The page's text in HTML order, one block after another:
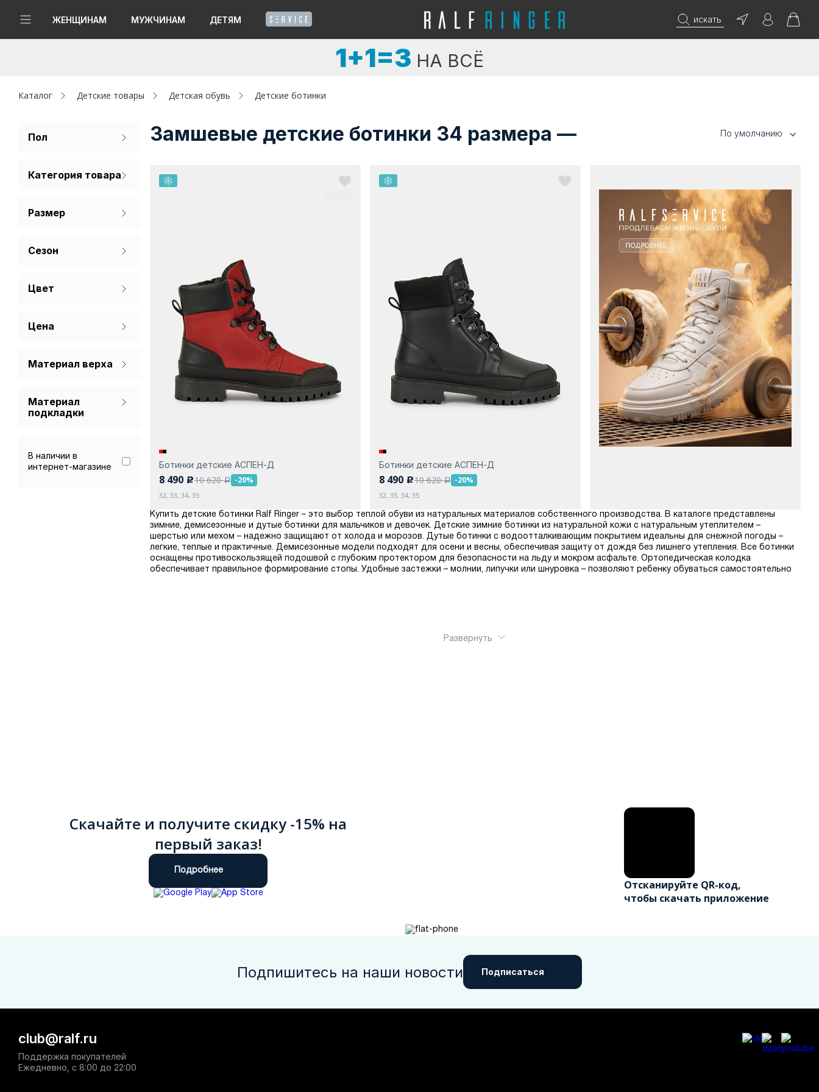
ЖЕНЩИНАМ МУЖЧИНАМ ДЕТЯМ искать
Женщинам
Капсула
Аутлет
1+1=3 НА ВСЁ
Каталог Детские товары Детская обувь Детские ботинки
Пол
Для мальчиков
Категория товара
Размер
Сезон
Цвет
Цена
Материал верха
Натуральная кожа
Текстиль
Материал
подкладки
В наличии в
интернет-магазине
Замшевые детские ботинки 34 размера — По умолчанию
Ботинки детские АСПЕН-Д
8 490 c10 620a -20%
32, 33, 34, 35
Ботинки детские АСПЕН-Д
8 490 c10 620a -20%
32, 33, 34, 35
Купить детские ботинки Ralf Ringer – это выбор теплой обуви из натуральных материалов собственного производства. В каталоге представлены
зимние, демисезонные и дутые ботинки для мальчиков и девочек. Детские зимние ботинки из натуральной кожи с натуральным утеплителем –
шерстью или мехом – надежно защищают от холода и морозов. Дутые ботинки с водоотталкивающим покрытием идеальны для снежной погоды –
легкие, теплые и практичные. Демисезонные модели подходят для осени и весны, обеспечивая защиту от дождя без лишнего утепления. Все ботинки
оснащены противоскользящей подошвой с глубоким протектором для безопасности на льду и мокром асфальте. Ортопедическая колодка
обеспечивает правильное формирование стопы. Удобные застежки – молнии, липучки или шнуровка – позволяют ребенку обуваться самостоятельно
Развернуть
Скачайте и получите скидку -15% на
первый заказ!
Подробнее
Отсканируйте QR-код,
чтобы скачать приложение
Подпишитесь на наши новости Подписаться
club@ralf.ru
Поддержка покупателей
Ежедневно, с 8:00 до 22:00